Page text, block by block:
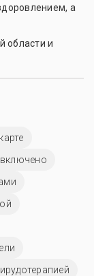
а
области и